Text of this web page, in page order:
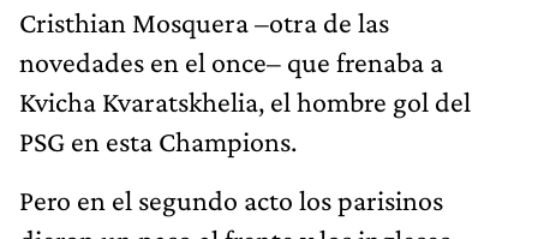
Cristhian Mosquera –otra de las
novedades en el once– que frenaba a
Kvicha Kvaratskhelia, el hombre gol del
PSG en esta Champions.
Pero en el segundo acto los parisinos